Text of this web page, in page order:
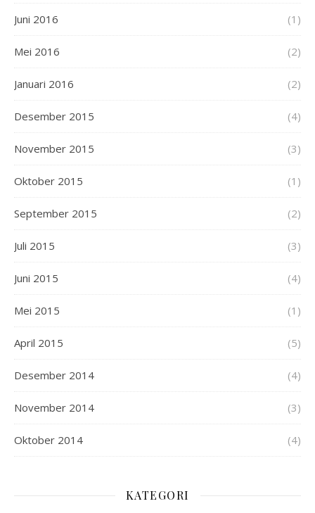
Juni 2016 (1)
Mei 2016 (2)
Januari 2016 (2)
Desember 2015 (4)
November 2015 (3)
Oktober 2015 (1)
September 2015 (2)
Juli 2015 (3)
Juni 2015 (4)
Mei 2015 (1)
April 2015 (5)
Desember 2014 (4)
November 2014 (3)
Oktober 2014 (4)
KATEGORI